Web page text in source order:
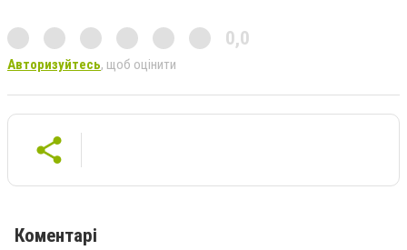
0,0
Авторизуйтесь, щоб оцінити
Коментарі